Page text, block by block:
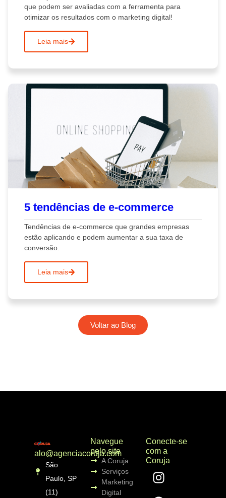
que podem ser avaliadas com a ferramenta para
otimizar os resultados com o marketing digital!
Leia mais
5 tendências de e-commerce
Tendências de e-commerce que grandes empresas
estão aplicando e podem aumentar a sua taxa de
conversão.
Leia mais
Voltar ao Blog
alo@agenciacoruja.com
São
Paulo, SP
(11)
Navegue
pelo site
A Coruja
Serviços
Marketing
Digital
Conecte-se
com a
Coruja